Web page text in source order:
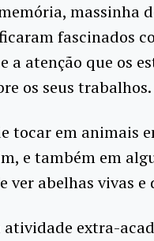
massinha
fascinados
a atenção que os
os seus trabalhos.
tocar em animais
e também em
ver abelhas vivas
atividade extra-